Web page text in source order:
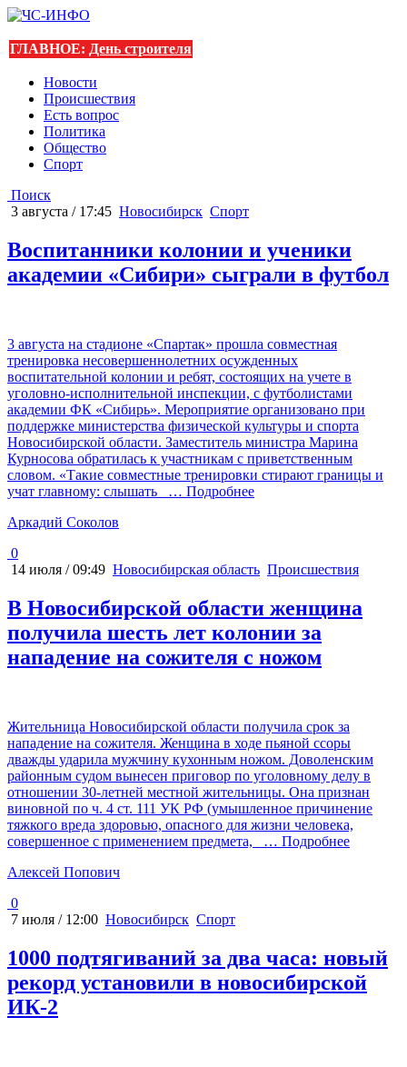
ГЛАВНОЕ: День строителя
Новости
Происшествия
Есть вопрос
Политика
Общество
Спорт
Поиск
3 августа / 17:45 Новосибирск Спорт
Воспитанники колонии и ученики
академии «Сибири» сыграли в футбол
3 августа на стадионе «Спартак» прошла совместная
тренировка несовершеннолетних осужденных
воспитательной колонии и ребят, состоящих на учете в
уголовно-исполнительной инспекции, с футболистами
академии ФК «Сибирь». Мероприятие организовано при
поддержке министерства физической культуры и спорта
Новосибирской области. Заместитель министра Марина
Курносова обратилась к участникам с приветственным
словом. «Такие совместные тренировки стирают границы и
учат главному: слышать
… Подробнее
Аркадий Соколов
0
14 июля / 09:49 Новосибирская область Происшествия
В Новосибирской области женщина
получила шесть лет колонии за
нападение на сожителя с ножом
Жительница Новосибирской области получила срок за
нападение на сожителя. Женщина в ходе пьяной ссоры
дважды ударила мужчину кухонным ножом. Доволенским
районным судом вынесен приговор по уголовному делу в
отношении 30-летней местной жительницы. Она признан
виновной по ч. 4 ст. 111 УК РФ (умышленное причинение
тяжкого вреда здоровью, опасного для жизни человека,
совершенное с применением предмета,
… Подробнее
Алексей Попович
0
7 июля / 12:00 Новосибирск Спорт
1000 подтягиваний за два часа: новый
рекорд установили в новосибирской
ИК-2